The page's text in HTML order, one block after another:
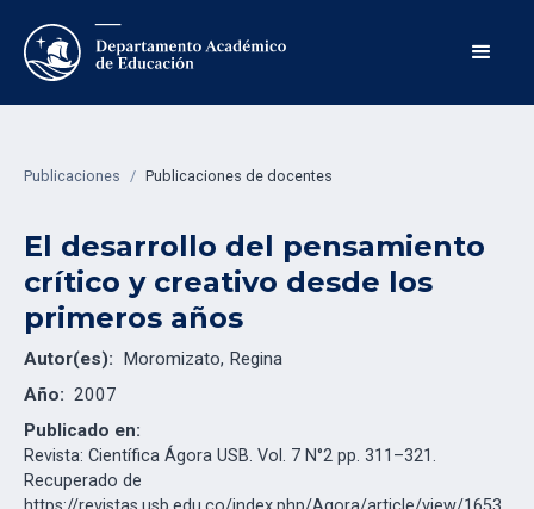
Publicaciones / Publicaciones de docentes
El desarrollo del pensamiento
crítico y creativo desde los
primeros años
Autor(es): Moromizato, Regina
Año: 2007
Publicado en:
Revista: Científica Ágora USB. Vol. 7 N°2 pp. 311–321.
Recuperado de